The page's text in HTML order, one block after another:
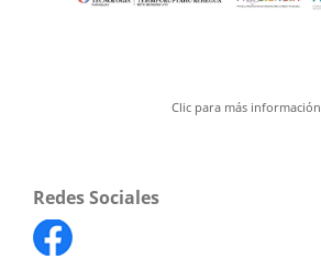
Clic para más información
Redes Sociales